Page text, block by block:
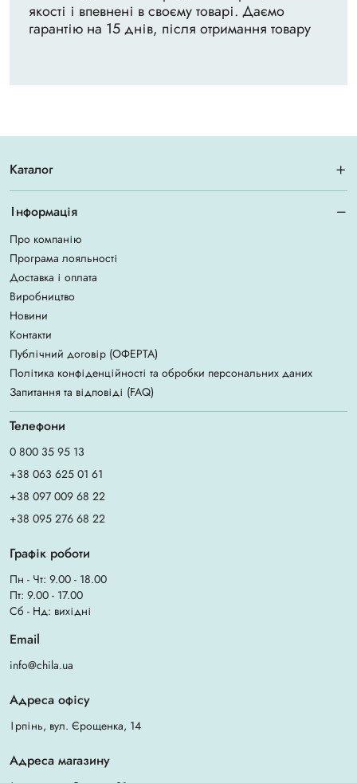
якості і впевнені в своєму товарі. Даємо
гарантію на 15 днів, після отримання товару
Каталог
Інформація
Про компанію
Програма лояльності
Доставка і оплата
Виробництво
Новини
Контакти
Публічний договір (ОФЕРТА)
Політика конфіденційності та обробки персональних даних
Запитання та відповіді (FAQ)
Телефони
0 800 35 95 13
+38 063 625 01 61
+38 097 009 68 22
+38 095 276 68 22
Графік роботи
Пн - Чт: 9.00 - 18.00
Пт: 9.00 - 17.00
Сб - Нд: вихідні
Email
info@chila.ua
Адреса офісу
Ірпінь, вул. Єрощенка, 14
Адреса магазину